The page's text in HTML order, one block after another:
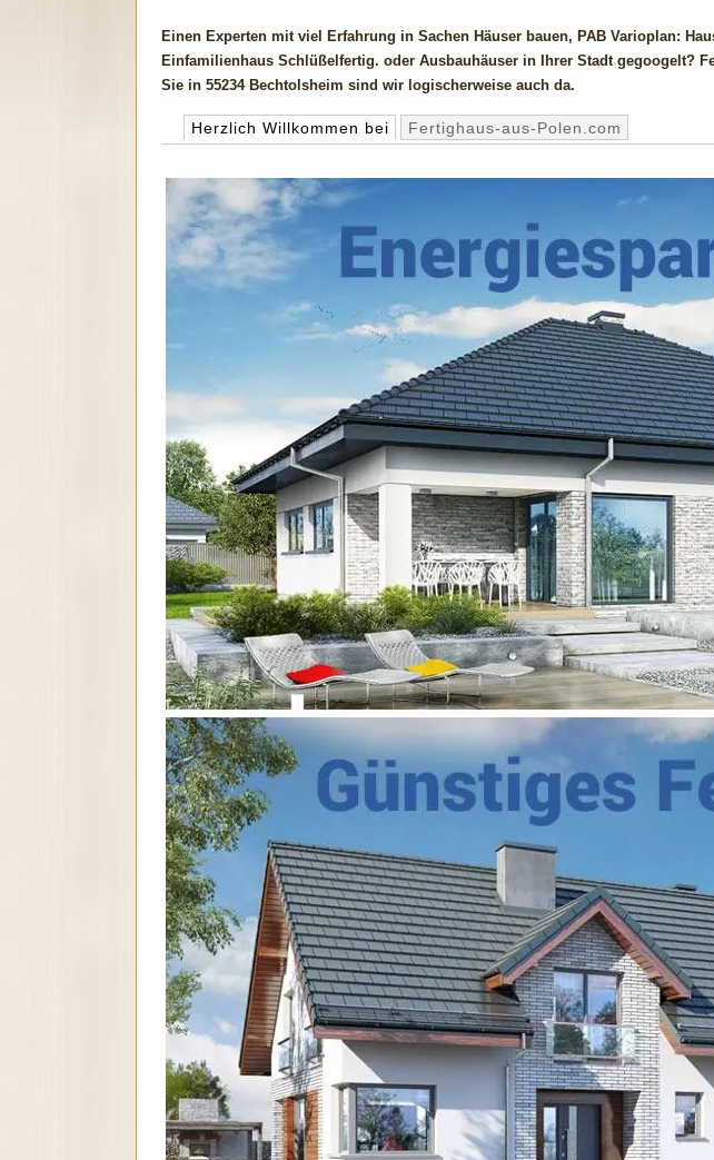
Einen Experten mit viel Erfahrung in Sachen Häuser bauen, PAB Varioplan:
Einfamilienhaus Schlüßelfertig. oder Ausbauhäuser in Ihrer Stadt gegoogelt?
Sie in 55234 Bechtolsheim sind wir logischerweise auch da.
Herzlich Willkommen bei Fertighaus-aus-Polen.com